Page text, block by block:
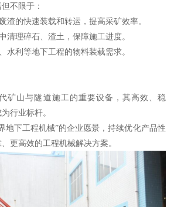
不限于：
渣的快速装载和转运，提高采矿效率。
清理碎石、渣土，保障施工进度。
水利等地下工程的物料装载需求。
矿山与隧道施工的重要设备，其高效、稳
行业标杆。
地下工程机械”的企业愿景，持续优化产品性
更高效的工程机械解决方案。